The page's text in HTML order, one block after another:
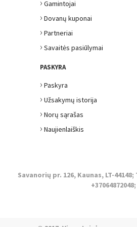
Gamintojai
› Dovanų kuponai
› Partneriai
› Savaitės pasiūlymai
PASKYRA
› Paskyra
› Užsakymų istorija
› Norų sąrašas
› Naujienlaiškis
Savanorių pr. 126, Kaunas, LT-44148;
+37064872048;